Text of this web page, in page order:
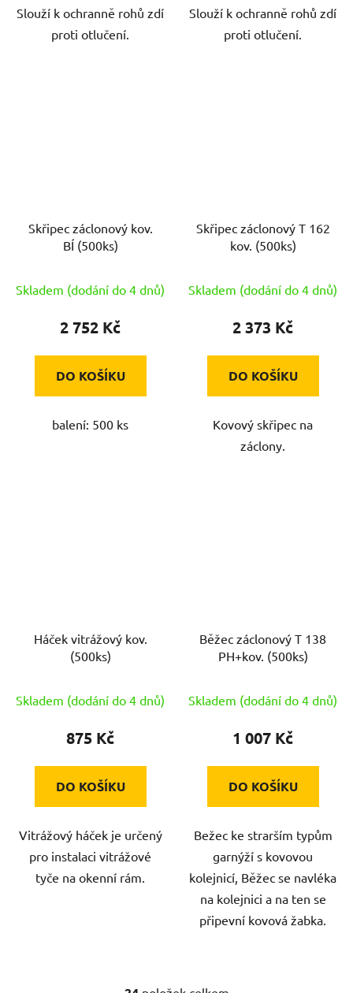
Slouží k ochranně rohů zdí
proti otlučení.
Slouží k ochranně rohů zdí
proti otlučení.
Skřipec záclonový kov.
BÍ (500ks)
Skladem (dodání do 4 dnů)
2 752 Kč
DO KOŠÍKU
balení: 500 ks
Skřipec záclonový T 162
kov. (500ks)
Skladem (dodání do 4 dnů)
2 373 Kč
DO KOŠÍKU
Kovový skřipec na
záclony.
Háček vitrážový kov.
(500ks)
Skladem (dodání do 4 dnů)
875 Kč
DO KOŠÍKU
Vitrážový háček je určený
pro instalaci vitrážové
tyče na okenní rám.
Běžec záclonový T 138
PH+kov. (500ks)
Skladem (dodání do 4 dnů)
1 007 Kč
DO KOŠÍKU
Bežec ke strarším typům
garnýží s kovovou
kolejnicí, Běžec se navléka
na kolejnici a na ten se
připevní kovová žabka.